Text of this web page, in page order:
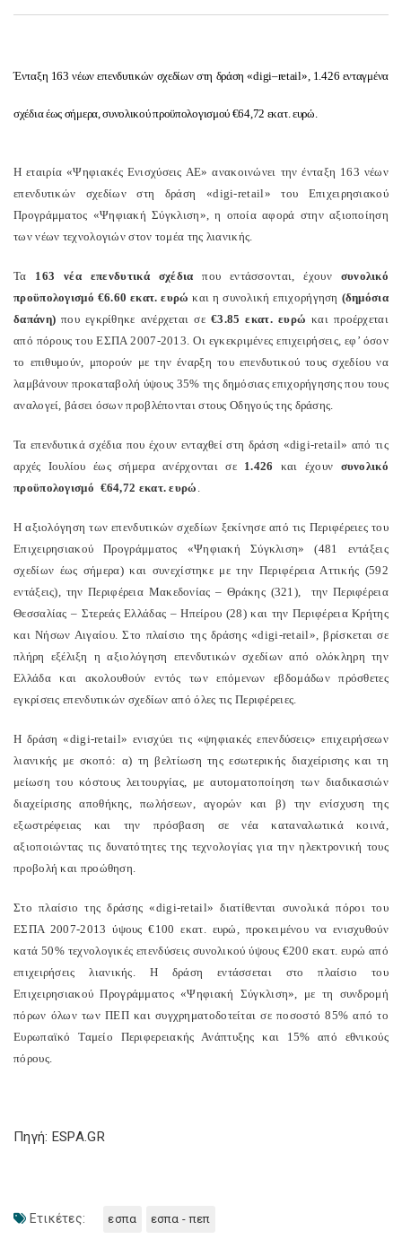
Ένταξη 163 νέων επενδυτικών σχεδίων στη δράση «digi–retail», 1.426 ενταγμένα
σχέδια έως σήμερα, συνολικού προϋπολογισμού €64,72 εκατ. ευρώ.
H εταιρία «Ψηφιακές Ενισχύσεις ΑΕ» ανακοινώνει την ένταξη 163 νέων
επενδυτικών σχεδίων στη δράση «digi-retail» του Επιχειρησιακού
Προγράμματος «Ψηφιακή Σύγκλιση», η οποία αφορά στην αξιοποίηση
των νέων τεχνολογιών στον τομέα της λιανικής.
Τα 163 νέα επενδυτικά σχέδια που εντάσσονται, έχουν συνολικό
προϋπολογισμό €6.60 εκατ. ευρώ και η συνολική επιχορήγηση (δημόσια
δαπάνη) που εγκρίθηκε ανέρχεται σε €3.85 εκατ. ευρώ και προέρχεται
από πόρους του ΕΣΠΑ 2007-2013. Οι εγκεκριμένες επιχειρήσεις, εφ’ όσον
το επιθυμούν, μπορούν με την έναρξη του επενδυτικού τους σχεδίου να
λαμβάνουν προκαταβολή ύψους 35% της δημόσιας επιχορήγησης που τους
αναλογεί, βάσει όσων προβλέπονται στους Οδηγούς της δράσης.
Τα επενδυτικά σχέδια που έχουν ενταχθεί στη δράση «digi-retail» από τις
αρχές Ιουλίου έως σήμερα ανέρχονται σε 1.426 και έχουν συνολικό
προϋπολογισμό €64,72 εκατ. ευρώ .
H αξιολόγηση των επενδυτικών σχεδίων ξεκίνησε από τις Περιφέρειες του
Επιχειρησιακού Προγράμματος «Ψηφιακή Σύγκλιση» (481 εντάξεις
σχεδίων έως σήμερα) και συνεχίστηκε με την Περιφέρεια Αττικής (592
εντάξεις), την Περιφέρεια Μακεδονίας – Θράκης (321), την Περιφέρεια
Θεσσαλίας – Στερεάς Ελλάδας – Ηπείρου (28) και την Περιφέρεια Κρήτης
και Νήσων Αιγαίου. Στο πλαίσιο της δράσης «digi-retail», βρίσκεται σε
πλήρη εξέλιξη η αξιολόγηση επενδυτικών σχεδίων από ολόκληρη την
Ελλάδα και ακολουθούν εντός των επόμενων εβδομάδων πρόσθετες
εγκρίσεις επενδυτικών σχεδίων από όλες τις Περιφέρειες.
Η δράση «digi-retail» ενισχύει τις «ψηφιακές επενδύσεις» επιχειρήσεων
λιανικής με σκοπό: α) τη βελτίωση της εσωτερικής διαχείρισης και τη
μείωση του κόστους λειτουργίας, με αυτοματοποίηση των διαδικασιών
διαχείρισης αποθήκης, πωλήσεων, αγορών και β) την ενίσχυση της
εξωστρέφειας και την πρόσβαση σε νέα καταναλωτικά κοινά,
αξιοποιώντας τις δυνατότητες της τεχνολογίας για την ηλεκτρονική τους
προβολή και προώθηση.
Στο πλαίσιο της δράσης «digi-retail» διατίθενται συνολικά πόροι του
ΕΣΠΑ 2007-2013 ύψους €100 εκατ. ευρώ, προκειμένου να ενισχυθούν
κατά 50% τεχνολογικές επενδύσεις συνολικού ύψους €200 εκατ. ευρώ από
επιχειρήσεις λιανικής. Η δράση εντάσσεται στο πλαίσιο του
Επιχειρησιακού Προγράμματος «Ψηφιακή Σύγκλιση», με τη συνδρομή
πόρων όλων των ΠΕΠ και συγχρηματοδοτείται σε ποσοστό 85% από το
Ευρωπαϊκό Ταμείο Περιφερειακής Ανάπτυξης και 15% από εθνικούς
πόρους.
Πηγή: ESPA.GR
Ετικέτες: εσπα εσπα - πεπ